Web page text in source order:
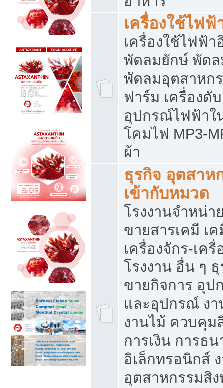
เครื่องใช้ไฟฟ้
เครื่องใช้ไฟฟ้า
พัดลมยักษ์ พัด
พัดลมอุตสาหก
ฟาร์ม เครื่องดั
อุปกรณ์ไฟฟ้าใ
โคมไฟ MP3-
ผ้า
ธุรกิจ อุตสาห
เข้ากับหมวด
โรงงานจำหน่
ขายสารเคมี เ
เครื่องจักร-เค
โรงงาน อื่น ๆ
ขายกิจการ อุป
และอุปกรณ์ ง
งานไม้ ควบคุม
การเงิน การธ
อิเล็กทรอนิกส์
อุตสาหกรรมสิ